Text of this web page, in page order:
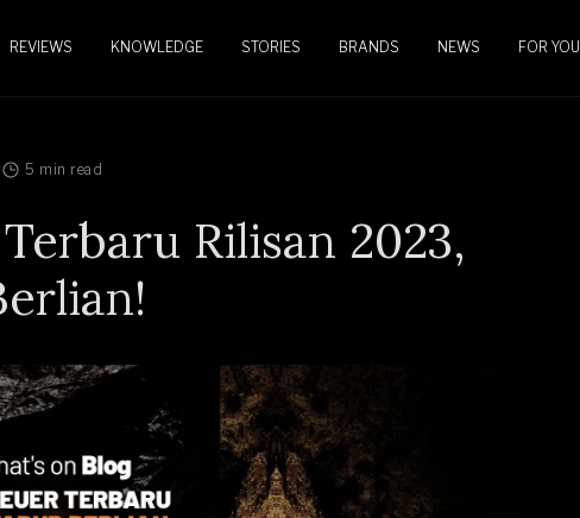
REVIEWS KNOWLEDGE STORIES BRANDS NEWS FOR YOU
5 min read
Rilisan 2023,